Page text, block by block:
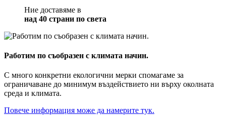
Ние доставяме в
над 40 страни по света
Работим по съобразен с климата начин.
С много конкретни екологични мерки спомагаме за
ограничаване до минимум въздействието ни върху околната
среда и климата.
Повече информация може да намерите тук.